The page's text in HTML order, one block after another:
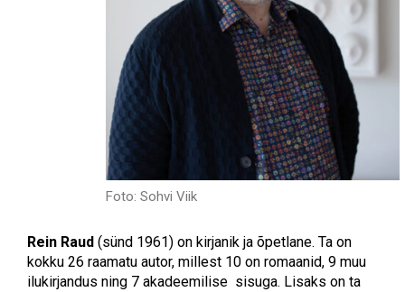
Foto: Sohvi Viik
Rein Raud (sünd 1961) on kirjanik ja õpetlane. Ta on
kokku 26 raamatu autor, millest 10 on romaanid, 9 muu
ilukirjandus ning 7 akadeemilise sisuga. Lisaks on ta